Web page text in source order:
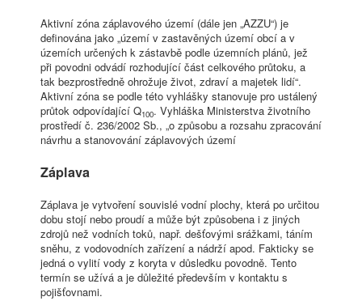
Aktivní zóna záplavového území (dále jen „AZZU“) je
definována jako „území v zastavěných území obcí a v
územích určených k zástavbě podle územních plánů, jež
při povodni odvádí rozhodující část celkového průtoku, a
tak bezprostředně ohrožuje život, zdraví a majetek lidí“.
Aktivní zóna se podle této vyhlášky stanovuje pro ustálený
průtok odpovídající Q100. Vyhláška Ministerstva životního
prostředí č. 236/2002 Sb., „o způsobu a rozsahu zpracování
návrhu a stanovování záplavových území
Záplava
Záplava je vytvoření souvislé vodní plochy, která po určitou
dobu stojí nebo proudí a může být způsobena i z jiných
zdrojů než vodních toků, např. dešťovými srážkami, táním
sněhu, z vodovodních zařízení a nádrží apod. Fakticky se
jedná o vylití vody z koryta v důsledku povodně. Tento
termín se užívá a je důležité především v kontaktu s
pojišťovnami.